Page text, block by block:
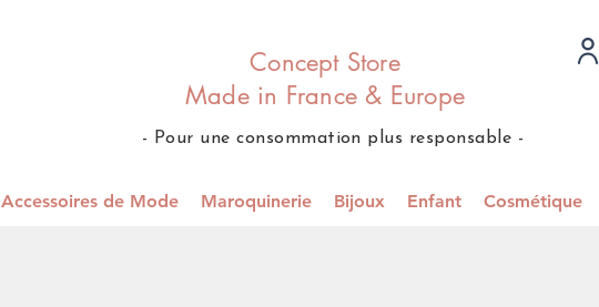
Concept Store
Made in France & Europe
- Pour une consommation plus responsable -
Accessoires de Mode Maroquinerie Bijoux Enfant Cosmétique